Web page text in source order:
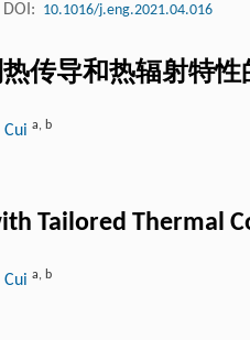
DOI: 10.1016/j.eng.2021.04.016
传导和热辐射特性
Cui a, b
Tailored Thermal
Cui a, b